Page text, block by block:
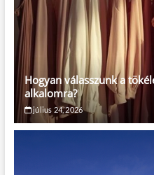
Hogyan válasszunk a
alkalomra?
július 24, 2026